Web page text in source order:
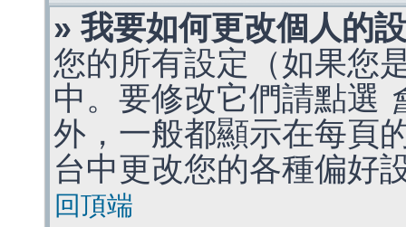
» 我要如何更改個人的
您的所有設定（如果您
中。要修改它們請點選
外，一般都顯示在每頁
台中更改您的各種偏好
回頂端